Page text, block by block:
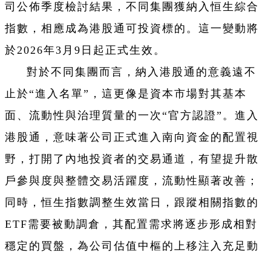
司公佈季度檢討結果，不同集團獲納入恒生綜合
指數，相應成為港股通可投資標的。這一變動將
於2026年3月9日起正式生效。
對於不同集團而言，納入港股通的意義遠不
止於“進入名單”，這更像是資本市場對其基本
面、流動性與治理質量的一次“官方認證”。進入
港股通，意味著公司正式進入南向資金的配置視
野，打開了內地投資者的交易通道，有望提升散
戶參與度與整體交易活躍度，流動性顯著改善；
同時，恒生指數調整生效當日，跟蹤相關指數的
ETF需要被動調倉，其配置需求將逐步形成相對
穩定的買盤，為公司估值中樞的上移注入充足動